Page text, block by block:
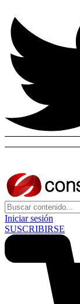
Iniciar sesión
SUSCRIBIRSE